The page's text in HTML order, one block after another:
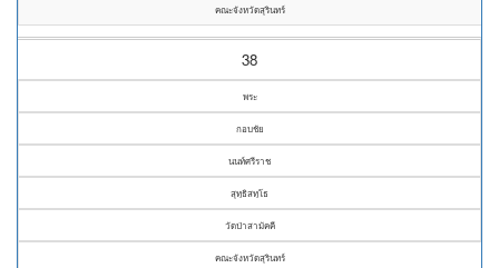
คณะจังหวัดสุรินทร์
38
พระ
กอบชัย
นนท์ศรีราช
สุทฺธิสทฺโธ
วัดป่าสามัคคี
คณะจังหวัดสุรินทร์